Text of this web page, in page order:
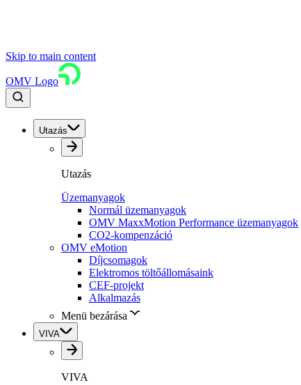
Skip to main content
OMV Logo
Utazás
Utazás
Üzemanyagok
Normál üzemanyagok
OMV MaxxMotion Performance üzemanyagok
CO2-kompenzáció
OMV eMotion
Díjcsomagok
Elektromos töltőállomásaink
CEF-projekt
Alkalmazás
Menü bezárása
VIVA
VIVA